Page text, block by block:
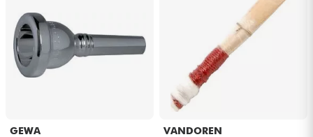
GEWA
VANDOREN